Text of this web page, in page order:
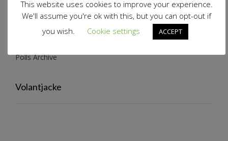
View Results
Polls Archive
Volantjacke
This website uses cookies to improve your experience.
We'll assume you're ok with this, but you can opt-out if
you wish.
Cookie settings ACCEPT